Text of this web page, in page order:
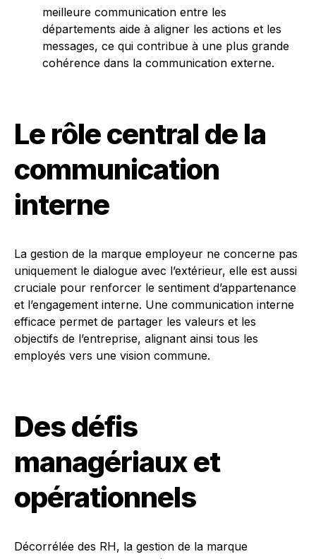
meilleure communication entre les
départements aide à aligner les actions et les
messages, ce qui contribue à une plus grande
cohérence dans la communication externe.
Le rôle central de la
communication
interne
La gestion de la marque employeur ne concerne pas
uniquement le dialogue avec l’extérieur, elle est aussi
cruciale pour renforcer le sentiment d’appartenance
et l’engagement interne. Une communication interne
efficace permet de partager les valeurs et les
objectifs de l’entreprise, alignant ainsi tous les
employés vers une vision commune.
Des défis
managériaux et
opérationnels
Décorrélée des RH, la gestion de la marque